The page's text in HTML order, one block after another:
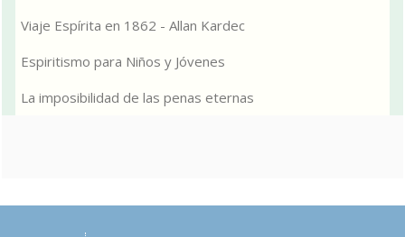
Viaje Espírita en 1862 - Allan Kardec
Espiritismo para Niños y Jóvenes
La imposibilidad de las penas eternas